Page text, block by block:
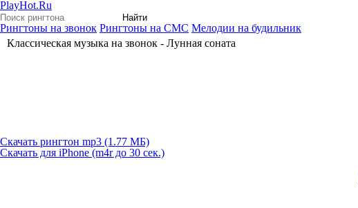
PlayHot.Ru
Найти
Рингтоны на звонок Рингтоны на СМС Мелодии на будильник
Классическая музыка на звонок - Лунная соната
Скачать рингтон mp3 (1.77 МБ)
Скачать для iPhone (m4r до 30 сек.)